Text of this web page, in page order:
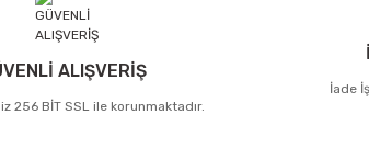
ALIŞVERİŞ
256 BİT SSL ile korunmaktadır.
İade